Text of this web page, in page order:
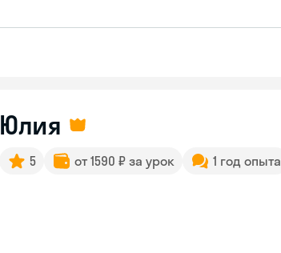
Юлия
5 от 1590 ₽ за урок 1 год опыта